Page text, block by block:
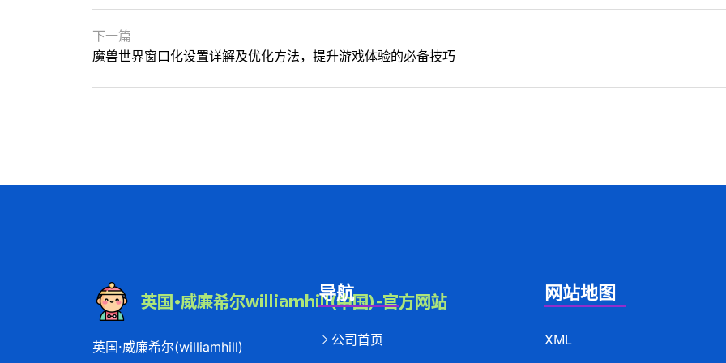
下一篇
魔兽世界窗口化设置详解及优化方法，提升游戏体验的必备技巧
英国·威廉希尔(williamhill)
导航
公司首页
网站地图
XML